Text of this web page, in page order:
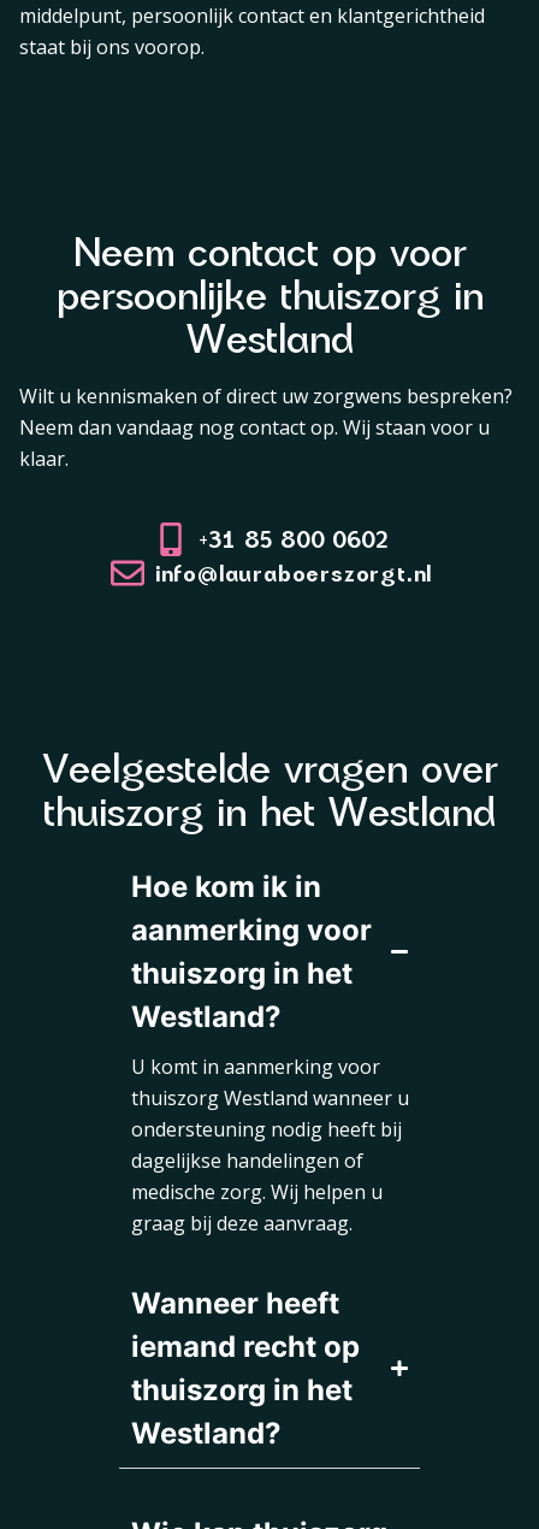
middelpunt, persoonlijk contact en klantgerichtheid
staat bij ons voorop.
Neem contact op voor
persoonlijke thuiszorg in
Westland
Wilt u kennismaken of direct uw zorgwens bespreken?
Neem dan vandaag nog contact op. Wij staan voor u
klaar.
+31 85 800 0602
info@lauraboerszorgt.nl
Veelgestelde vragen over
thuiszorg in het Westland
Hoe kom ik in
aanmerking voor
thuiszorg in het
Westland?
U komt in aanmerking voor
thuiszorg Westland wanneer u
ondersteuning nodig heeft bij
dagelijkse handelingen of
medische zorg. Wij helpen u
graag bij deze aanvraag.
Wanneer heeft
iemand recht op
thuiszorg in het
Westland?